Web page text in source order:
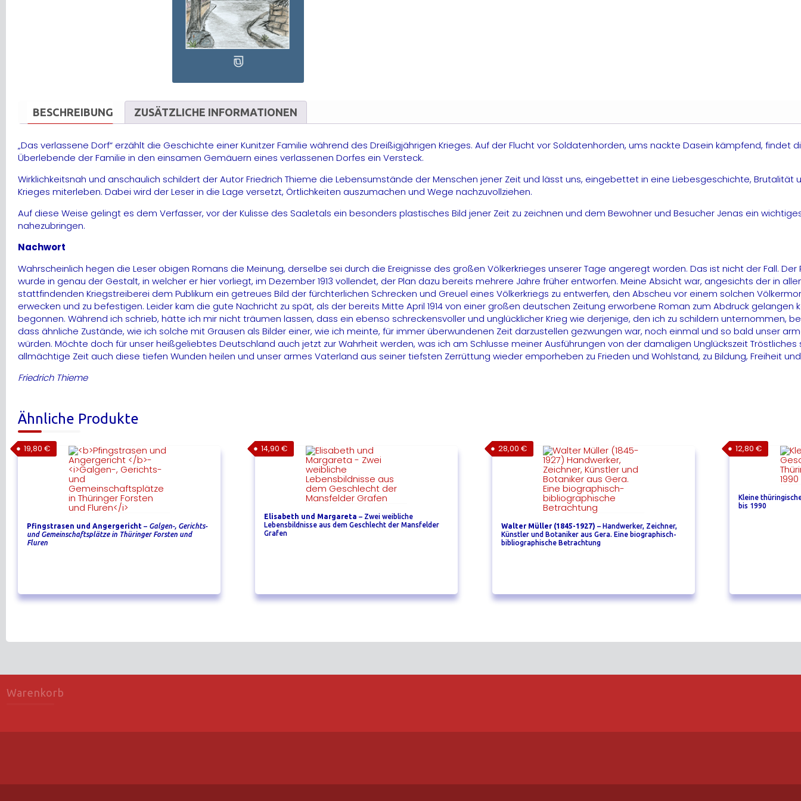
BESCHREIBUNG ZUSÄTZLICHE INFORMATIONEN
„Das verlassene Dorf“ erzählt die Geschichte einer Kunitzer Familie während des Dreißigjährigen Krieges. Auf der Flucht vor Soldatenhorden, ums nackte Dasein kämpfend, findet
Überlebende der Familie in den einsamen Gemäuern eines verlassenen Dorfes ein Versteck.
Wirklichkeitsnah und anschaulich schildert der Autor Friedrich Thieme die Lebensumstände der Menschen jener Zeit und lässt uns, eingebettet in eine Liebesgeschichte, Brutalität
Krieges miterleben. Dabei wird der Leser in die Lage versetzt, Örtlichkeiten auszumachen und Wege nachzuvollziehen.
Auf diese Weise gelingt es dem Verfasser, vor der Kulisse des Saaletals ein besonders plastisches Bild jener Zeit zu zeichnen und dem Bewohner und Besucher Jenas ein
nahezubringen.
Nachwort
Wahrscheinlich hegen die Leser obigen Romans die Meinung, derselbe sei durch die Ereignisse des großen Völkerkrieges unserer Tage angeregt worden. Das ist nicht der Fall. Der
wurde in genau der Gestalt, in welcher er hier vorliegt, im Dezember 1913 vollendet, der Plan dazu bereits mehrere Jahre früher entworfen. Meine Absicht war, angesichts der in
stattfindenden Kriegstreiberei dem Publikum ein getreues Bild der fürchterlichen Schrecken und Greuel eines Völkerkriegs zu entwerfen, den Abscheu vor einem solchen
erwecken und zu befestigen. Leider kam die gute Nachricht zu spät, als der bereits Mitte April 1914 von einer großen deutschen Zeitung erworbene Roman zum Abdruck gelangen
begonnen. Während ich schrieb, hätte ich mir nicht träumen lassen, dass ein ebenso schreckensvoller und unglücklicher Krieg wie derjenige, den ich zu schildern unternommen,
dass ähnliche Zustände, wie ich solche mit Grausen als Bilder einer, wie ich meinte, für immer überwundenen Zeit darzustellen gezwungen war, noch einmal und so bald unser
würden. Möchte doch für unser heißgeliebtes Deutschland auch jetzt zur Wahrheit werden, was ich am Schlusse meiner Ausführungen von der damaligen Unglückszeit
allmächtige Zeit auch diese tiefen Wunden heilen und unser armes Vaterland aus seiner tiefsten Zerrüttung wieder emporheben zu Frieden und Wohlstand, zu Bildung, Freiheit und
Friedrich Thieme
Ähnliche Produkte
Pfingstrasen und Angergericht – Galgen-, Gerichts-
und Gemeinschaftsplätze in Thüringer Forsten und
Fluren
19,80 €
Elisabeth und Margareta – Zwei weibliche
Lebensbildnisse aus dem Geschlecht der Mansfelder
Grafen
14,90€
Walter Müller (1845-1927)– Handwerker, Zeichner,
Künstler und Botaniker aus Gera. Eine biographisch-
bibliographische Betrachtung
28,00€
Kleine
bis 1990
12,80€
Warenkorb